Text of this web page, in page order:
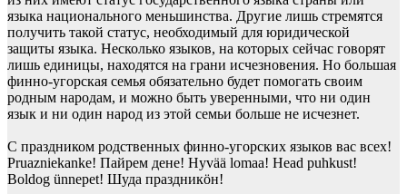
языка национального меньшинства. Другие лишь стремятся
получить такой статус, необходимый для юридической
защиты языка. Несколько языков, на которых сейчас говорят
лишь единицы, находятся на грани исчезновения. Но большая
финно-угорская семья обязательно будет помогать своим
родным народам, и можно быть уверенными, что ни один
язык и ни один народ из этой семьи больше не исчезнет.
С праздником родственных финно-угорских языков вас всех!
Pruazniekanke! Пайрем дене! Hyvää lomaa! Head puhkust!
Boldog ünnepet! Шуда праздникӧн!